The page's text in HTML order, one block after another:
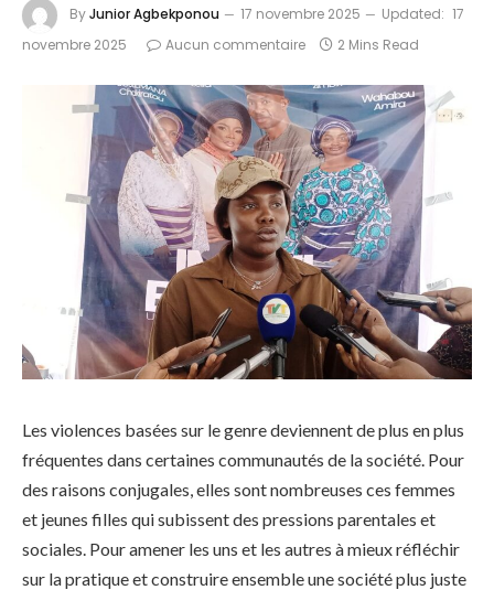
ByJunior Agbekponou 17 novembre 2025 Updated: 17
novembre 2025
Aucun commentaire 2 Mins Read
Les violences basées sur le genre deviennent de plus en plus
fréquentes dans certaines communautés de la société. Pour
des raisons conjugales, elles sont nombreuses ces femmes
et jeunes filles qui subissent des pressions parentales et
sociales. Pour amener les uns et les autres à mieux réfléchir
sur la pratique et construire ensemble une société plus juste